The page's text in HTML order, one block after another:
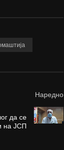
Наредно
да се
на ЈСП